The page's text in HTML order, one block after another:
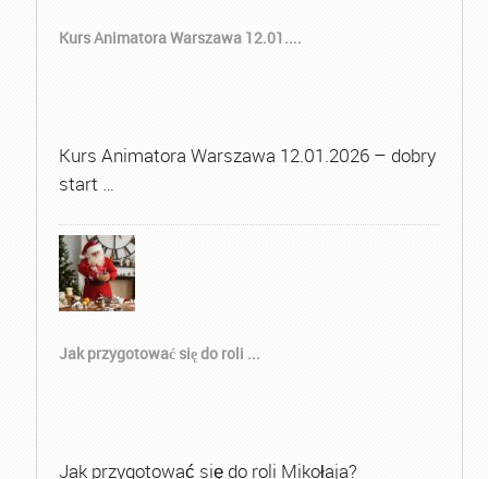
Kurs Animatora Warszawa 12.01....
Kurs Animatora Warszawa 12.01.2026 – dobry
start …
Jak przygotować się do roli ...
Jak przygotować się do roli Mikołaja?